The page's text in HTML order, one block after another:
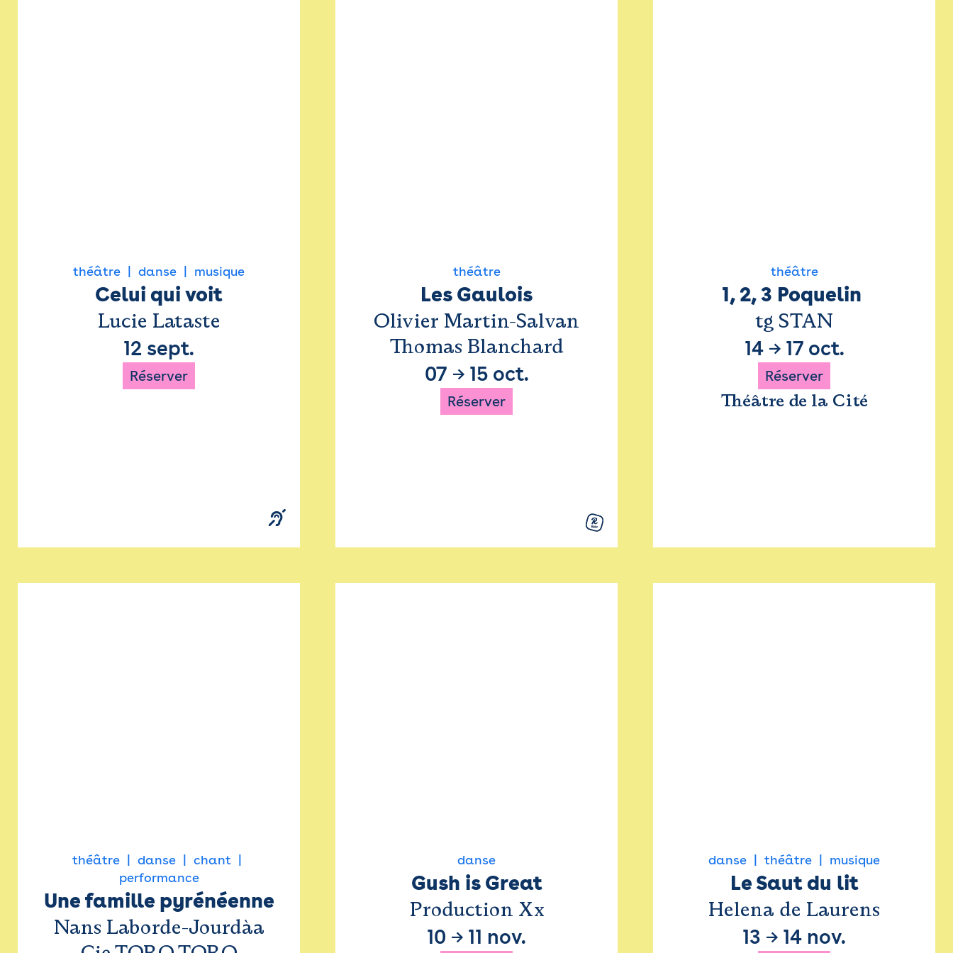
théâtre danse musique
Celui qui voit
Lucie Lataste
12 sept.
Réserver
théâtre
Les Gaulois
Olivier Martin-Salvan
Thomas Blanchard
07 → 15 oct.
Réserver
théâtre
1, 2, 3 Poquelin
tg STAN
14→ 17 oct.
Réserver
Théâtre de la Cité
théâtre danse
chant
performance
Une famille pyrénéenne
Nans Laborde-Jourdàa
danse
Gush is Great
Production Xx
10 → 11 nov.
danse théâtre musique
Le Saut du lit
Helena de Laurens
13 → 14 nov.